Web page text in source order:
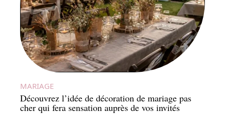
MARIAGE
Découvrez l’idée de décoration de mariage pas
cher qui fera sensation auprès de vos invités